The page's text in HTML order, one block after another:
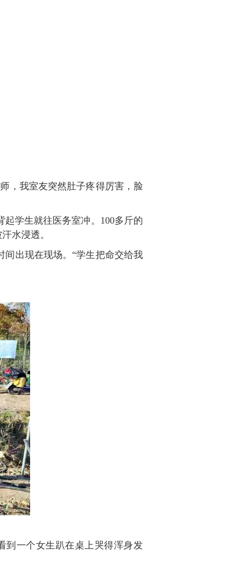
，我室友突然肚子疼得厉害，脸
学生就往医务室冲。100多斤的
水浸透。
间出现在现场。“学生把命交给我
到一个女生趴在桌上哭得浑身发